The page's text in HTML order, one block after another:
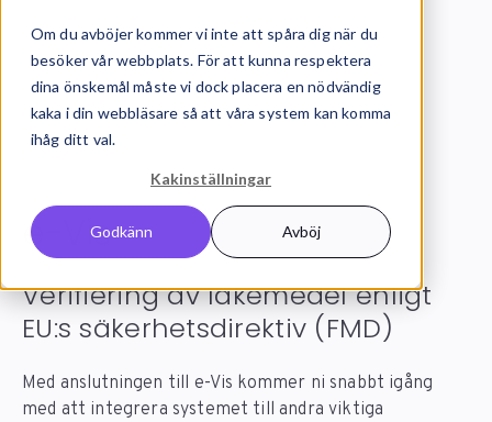
Om du avböjer kommer vi inte att spåra dig när du
besöker vår webbplats. För att kunna respektera
dina önskemål måste vi dock placera en nödvändig
kaka i din webbläsare så att våra system kan komma
ihåg ditt val.
Kakinställningar
Godkänn Avböj
e-Visintegration
Verifiering av läkemedel enligt
EU:s säkerhetsdirektiv (FMD)
Med anslutningen till e-Vis kommer ni snabbt igång
med att integrera systemet till andra viktiga